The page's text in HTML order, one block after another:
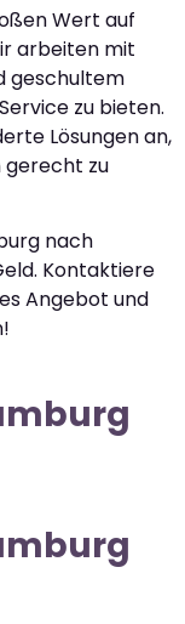
Wert auf
arbeiten mit
geschultem
zu bieten.
Lösungen an,
gerecht zu
nach
Kontaktiere
Angebot und